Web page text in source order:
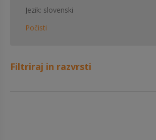
Jezik slovenski
Počisti
Filtriraj in razvrsti